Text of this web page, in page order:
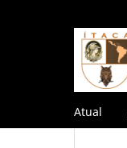
Atual